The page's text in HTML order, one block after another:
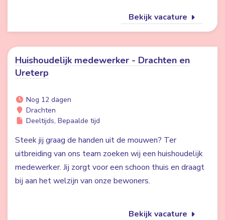
Bekijk vacature
Huishoudelijk medewerker - Drachten en
Ureterp
Nog 12 dagen
Drachten
Deeltijds, Bepaalde tijd
Steek jij graag de handen uit de mouwen? Ter
uitbreiding van ons team zoeken wij een huishoudelijk
medewerker. Jij zorgt voor een schoon thuis en draagt
bij aan het welzijn van onze bewoners.
Bekijk vacature